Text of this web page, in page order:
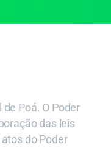
Poá. O Poder
das leis
do Poder